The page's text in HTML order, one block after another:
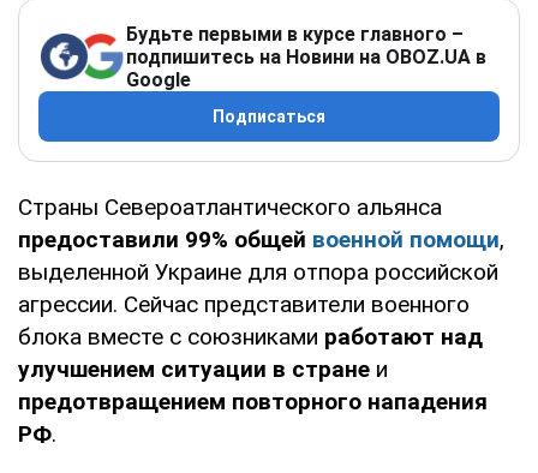
Будьте первыми в курсе главного –
подпишитесь на Новини на OBOZ.UA в
Google
Подписаться
Страны Североатлантического альянса
предоставили 99% общей военной помощи,
выделенной Украине для отпора российской
агрессии. Сейчас представители военного
блока вместе с союзниками работают над
улучшением ситуации в стране и
предотвращением повторного нападения
РФ.